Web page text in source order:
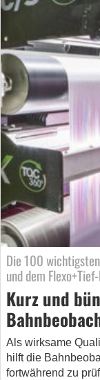
Die 100
und dem
Kurz und
Als wirksame
hilft die
fortwährend zu